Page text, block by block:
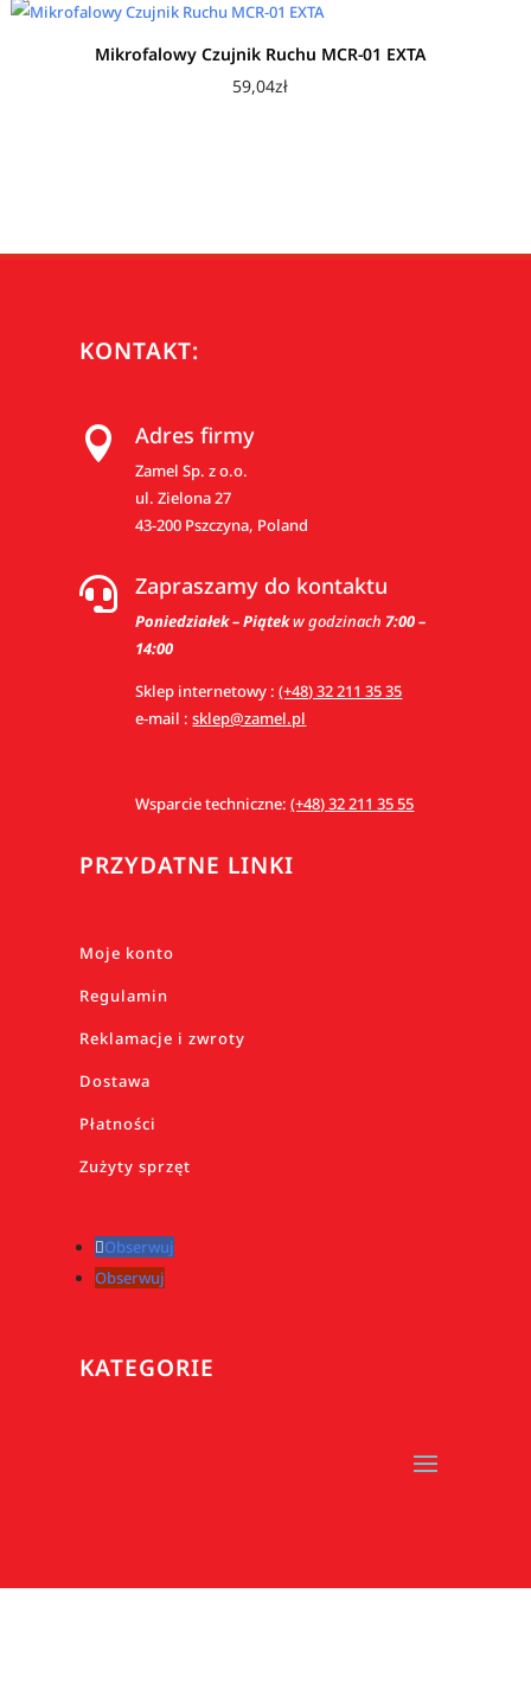
Mikrofalowy Czujnik Ruchu MCR-01 EXTA
59,04zł
KONTAKT:
 Adres firmy
Zamel Sp. z o.o.
ul. Zielona 27
43-200 Pszczyna, Poland
 Zapraszamy do kontaktu
Poniedziałek – Piątekw godzinach 7:00 –
14:00
Sklep internetowy :(+48) 32 211 35 35
e-mail :sklep@zamel.pl
Wsparcie techniczne:(+48) 32 211 35 55
PRZYDATNE LINKI
Moje konto
Regulamin
Reklamacje i zwroty
Dostawa
Płatności
Zużyty sprzęt
Obserwuj
Obserwuj
KATEGORIE